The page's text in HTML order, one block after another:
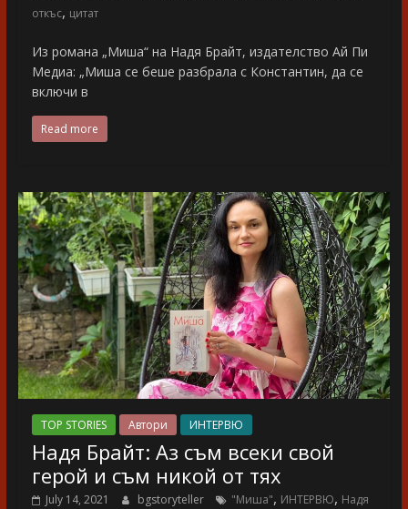
откъс, цитат
Из романа „Миша“ на Надя Брайт, издателство Ай Пи
Медиа: „Миша се беше разбрала с Константин, да се
включи в
Read more
TOP STORIES Автори ИНТЕРВЮ
Надя Брайт: Аз съм всеки свой
герой и съм никой от тях
July 14, 2021 bgstoryteller "Миша", ИНТЕРВЮ, Надя